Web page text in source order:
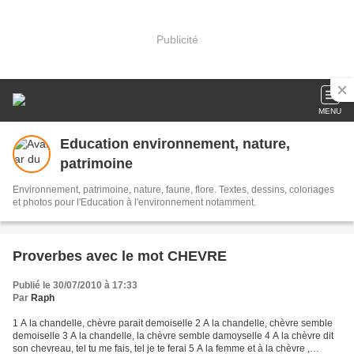
Publicité
MENU
Education environnement, nature,
patrimoine
Environnement, patrimoine, nature, faune, flore. Textes, dessins, coloriages
et photos pour l'Education à l'environnement notamment.
Proverbes avec le mot CHEVRE
Publié le 30/07/2010 à 17:33
Par Raph
1 A la chandelle, chèvre parait demoiselle 2 A la chandelle, chèvre semble
demoiselle 3 A la chandelle, la chèvre semble damoyselle 4 A la chèvre dit
son chevreau, tel tu me fais, tel je te ferai 5 A la femme et à la chèvre ,